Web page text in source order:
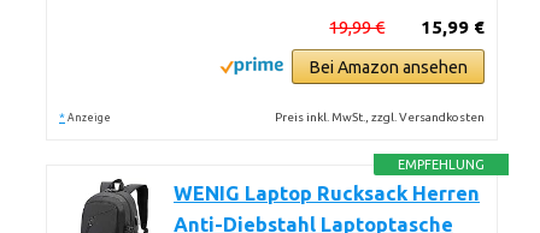
15,99 €
19,99 €
Bei Amazon ansehen
* Anzeige Preis inkl. MwSt., zzgl. Versandkosten
EMPFEHLUNG
WENIG Laptop Rucksack Herren
Anti-Diebstahl Laptoptasche